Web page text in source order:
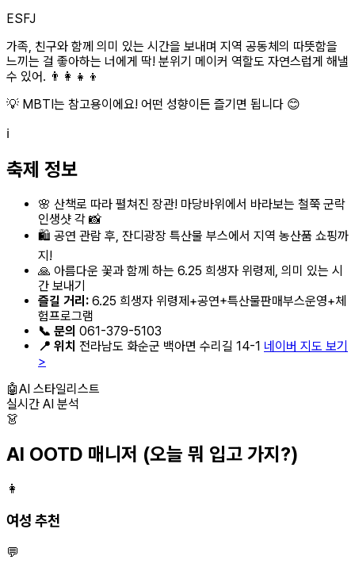
ESFJ
가족, 친구와 함께 의미 있는 시간을 보내며 지역 공동체의 따뜻함을
느끼는 걸 좋아하는 너에게 딱! 분위기 메이커 역할도 자연스럽게 해낼
수 있어. 👨‍👩‍👧‍👦
💡 MBTI는 참고용이에요! 어떤 성향이든 즐기면 됩니다 😊
ℹ️
축제 정보
🌸 산책로 따라 펼쳐진 장관! 마당바위에서 바라보는 철쭉 군락
인생샷 각 📸
🛍️ 공연 관람 후, 잔디광장 특산물 부스에서 지역 농산품 쇼핑까
지!
🙏 아름다운 꽃과 함께 하는 6.25 희생자 위령제, 의미 있는 시
간 보내기
즐길 거리: 6.25 희생자 위령제+공연+특산물판매부스운영+체
험프로그램
📞 문의 061-379-5103
📍 위치 전라남도 화순군 백아면 수리길 14-1 네이버 지도 보기
>
🤖AI 스타일리스트
실시간 AI 분석
👗
AI OOTD 매니저 (오늘 뭐 입고 가지?)
👩
여성 추천
💬